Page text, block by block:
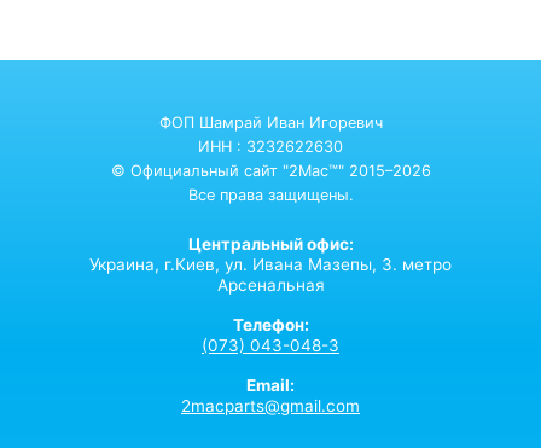
ФОП Шамрай Иван Игоревич
ИНН : 3232622630
© Официальный сайт "2Mac™" 2015–2026
Все права защищены.
Центральный офис:
Украина, г.Киев, ул. Ивана Мазепы, 3. метро
Арсенальная
Телефон:
(073) 043-048-3
Email:
2macparts@gmail.com